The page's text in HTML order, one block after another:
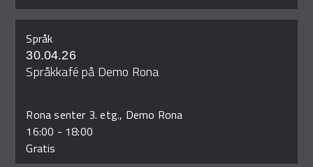
Språk
30.04.26
Språkkafé på Demo Rona
Rona senter 3. etg., Demo Rona
16:00 - 18:00
Gratis